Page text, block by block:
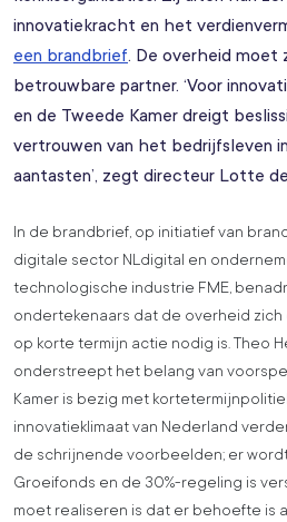
innovatiekracht en het
een brandbrief. De overheid moet
betrouwbare partner. ‘Voor
en de Tweede Kamer dreigt
vertrouwen van het bedrijfsleven
aantasten’, zegt directeur Lotte
In de brandbrief, op initiatief van
digitale sector NLdigital en
technologische industrie FME,
ondertekenaars dat de overheid
op korte termijn actie nodig is. Theo
onderstreept het belang van
Kamer is bezig met
innovatieklimaat van Nederland
de schrijnende voorbeelden; er
Groeifonds en de 30%-regeling is
moet realiseren is dat er behoefte is